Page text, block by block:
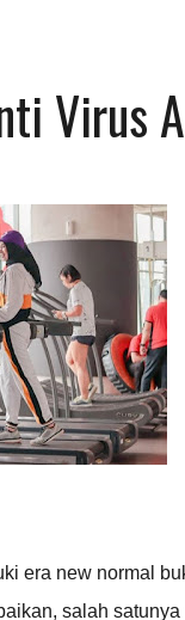
Virus
era new normal
salah